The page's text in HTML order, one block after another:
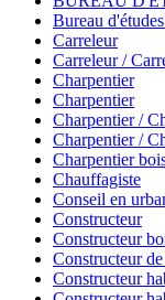
Bureau
Carreleur
Carreleur /
Charpentier
Charpentier
Charpentier /
Charpentier /
Charpentier
Chauffagiste
Conseil en
Constructeur
Constructeur
Constructeur
Constructeur